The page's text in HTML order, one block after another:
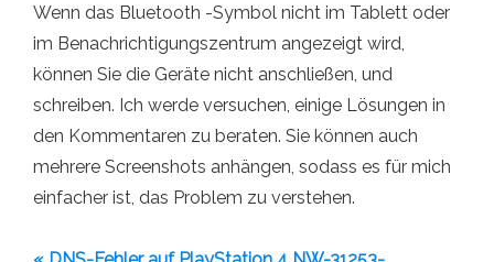
Wenn das Bluetooth -Symbol nicht im Tablett oder
im Benachrichtigungszentrum angezeigt wird,
können Sie die Geräte nicht anschließen, und
schreiben. Ich werde versuchen, einige Lösungen in
den Kommentaren zu beraten. Sie können auch
mehrere Screenshots anhängen, sodass es für mich
einfacher ist, das Problem zu verstehen.